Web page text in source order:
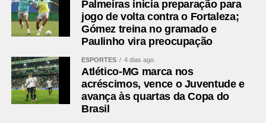
minutos, Barrera passou pela marcação e finalizou com
força da entrada da área, obrigando Fábio a fazer uma
grande defesa. Na sequência, Matheus Martins chutou
do Fluminense apareceu novamente.
São Paulo perde de virada para o Grêmio e chega ao
oitavo jogo sem vencer no Brasileirão
Palmeiras inicia preparação para
jogo de volta contra o Fortaleza;
Gómez treina no gramado e
Paulinho vira preocupação
ESPORTES 4 dias ago
Atlético-MG marca nos
acréscimos, vence o Juventude e
avança às quartas da Copa do
Brasil